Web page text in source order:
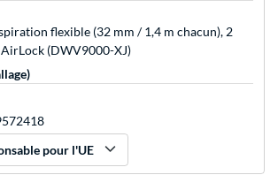
flexible (32 mm / 1,4 m chacun), 2
(DWV9000-XJ)
pour l'UE